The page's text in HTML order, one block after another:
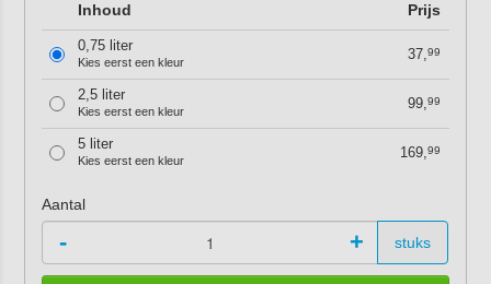
Inhoud Prijs
0,75 liter
Kies eerst een kleur 37,99
2,5 liter
Kies eerst een kleur 99,99
5 liter
Kies eerst een kleur 169,99
Aantal
- + stuks